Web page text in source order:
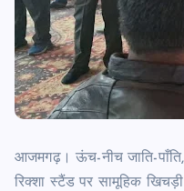
आजमगढ़। ऊंच-नीच जाति-पाँति,
रिक्शा स्टैंड पर सामूहिक